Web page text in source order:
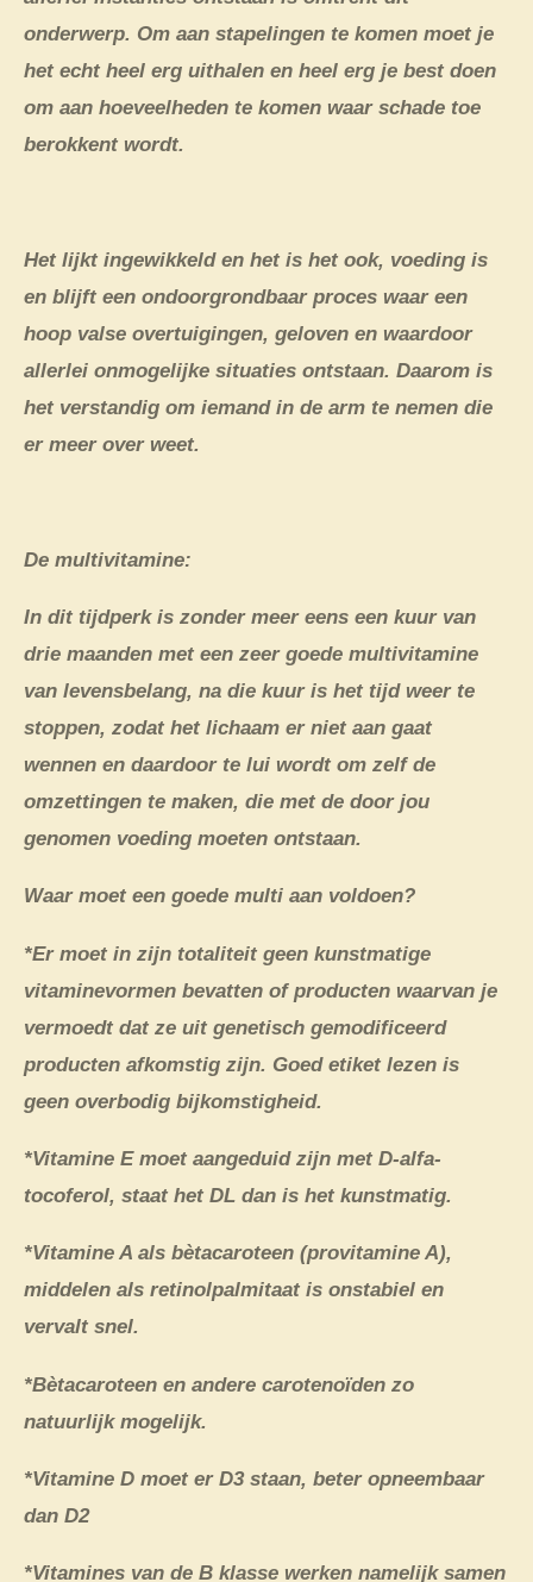
onderwerp. Om aan stapelingen te komen moet je
het echt heel erg uithalen en heel erg je best doen
om aan hoeveelheden te komen waar schade toe
berokkent wordt.
Het lijkt ingewikkeld en het is het ook, voeding is
en blijft een ondoorgrondbaar proces waar een
hoop valse overtuigingen, geloven en waardoor
allerlei onmogelijke situaties ontstaan. Daarom is
het verstandig om iemand in de arm te nemen die
er meer over weet.
De multivitamine:
In dit tijdperk is zonder meer eens een kuur van
drie maanden met een zeer goede multivitamine
van levensbelang, na die kuur is het tijd weer te
stoppen, zodat het lichaam er niet aan gaat
wennen en daardoor te lui wordt om zelf de
omzettingen te maken, die met de door jou
genomen voeding moeten ontstaan.
Waar moet een goede multi aan voldoen?
*Er moet in zijn totaliteit geen kunstmatige
vitaminevormen bevatten of producten waarvan je
vermoedt dat ze uit genetisch gemodificeerd
producten afkomstig zijn. Goed etiket lezen is
geen overbodig bijkomstigheid.
*Vitamine E moet aangeduid zijn met D-alfa-
tocoferol, staat het DL dan is het kunstmatig.
*Vitamine A als bètacaroteen (provitamine A),
middelen als retinolpalmitaat is onstabiel en
vervalt snel.
*Bètacaroteen en andere carotenoïden zo
natuurlijk mogelijk.
*Vitamine D moet er D3 staan, beter opneembaar
dan D2
*Vitamines van de B klasse werken namelijk samen